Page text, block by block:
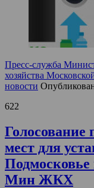
Пресс-служба
хозяйства
новости
622
мест для
Подмосковье
Мин ЖКХ